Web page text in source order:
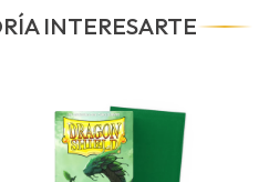
INTERESARTE